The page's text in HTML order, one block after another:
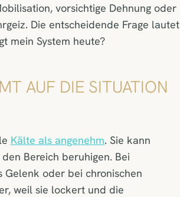
vorsichtige Dehnung oder
Die entscheidende Frage lautet
mein System heute?
AUF DIE SITUATION
Kälte als angenehm. Sie kann
Bereich beruhigen. Bei
oder bei chronischen
weil sie lockert und die